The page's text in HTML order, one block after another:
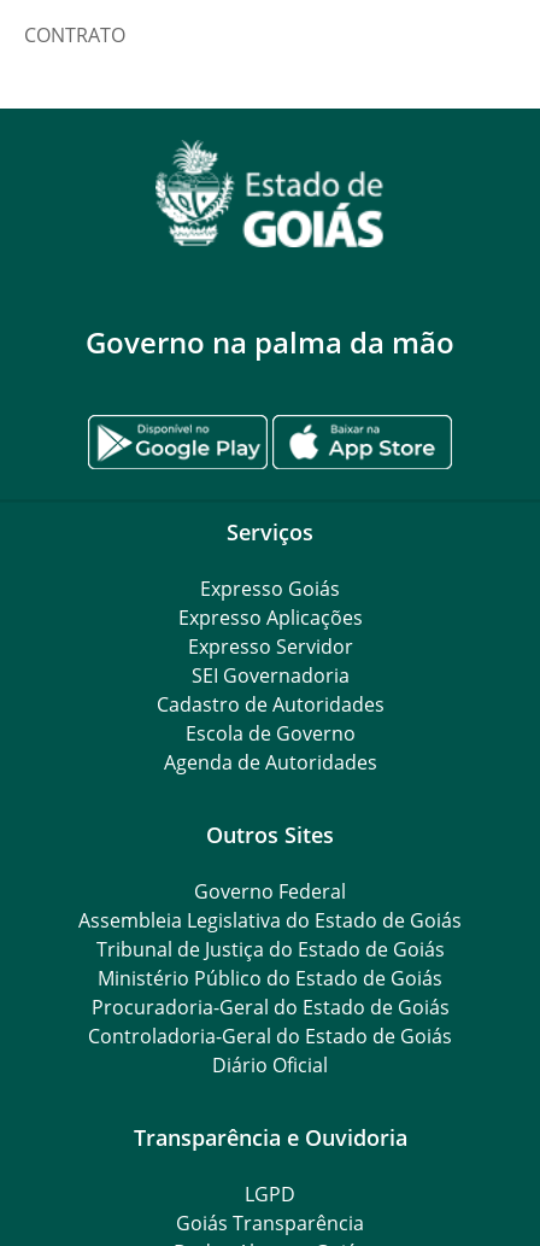
CONTRATO
Governo na palma da mão
Serviços
Expresso Goiás
Expresso Aplicações
Expresso Servidor
SEI Governadoria
Cadastro de Autoridades
Escola de Governo
Agenda de Autoridades
Outros Sites
Governo Federal
Assembleia Legislativa do Estado de Goiás
Tribunal de Justiça do Estado de Goiás
Ministério Público do Estado de Goiás
Procuradoria-Geral do Estado de Goiás
Controladoria-Geral do Estado de Goiás
Diário Oficial
Transparência e Ouvidoria
LGPD
Goiás Transparência